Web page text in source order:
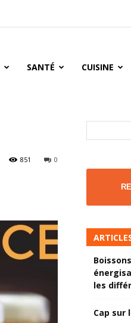
SANTÉ CUISINE
0
851
les
Cap sur